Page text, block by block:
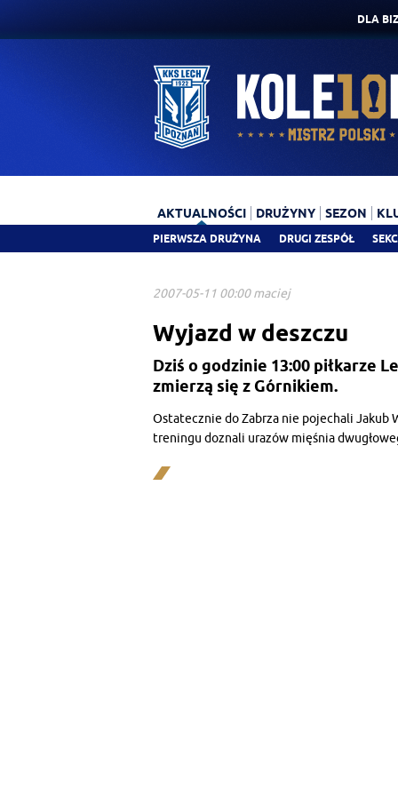
DLA
AKTUALNOŚCI
PIERWSZA DRUŻYNA DRUGI ZESPÓŁ
DRUŻYNY SEZON
2007-05-11 00:00 maciej
Wyjazd w deszczu
Dziś o godzinie 13:00 piłkarze
zmierzą się z Górnikiem.
Ostatecznie do Zabrza nie pojechali Jakub
treningu doznali urazów mięśnia